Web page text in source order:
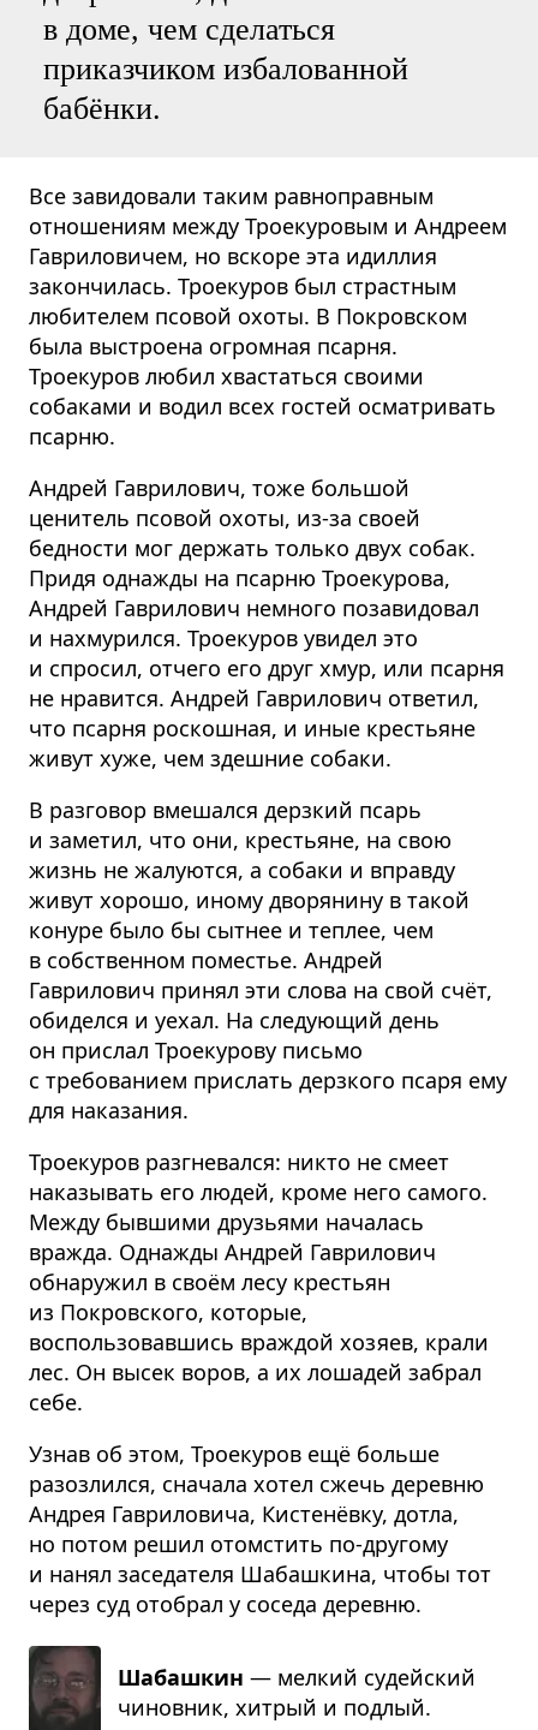
в доме, чем сделаться
приказчиком избалованной
бабёнки.
Все завидовали таким равноправным
отношениям между Троекуровым и Андреем
Гавриловичем, но вскоре эта идиллия
закончилась. Троекуров был страстным
любителем псовой охоты. В Покровском
была выстроена огромная псарня.
Троекуров любил хвастаться своими
собаками и водил всех гостей осматривать
псарню.
Андрей Гаврилович, тоже большой
ценитель псовой охоты, из-за своей
бедности мог держать только двух собак.
Придя однажды на псарню Троекурова,
Андрей Гаврилович немного позавидовал
и нахмурился. Троекуров увидел это
и спросил, отчего его друг хмур, или псарня
не нравится. Андрей Гаврилович ответил,
что псарня роскошная, и иные крестьяне
живут хуже, чем здешние собаки.
В разговор вмешался дерзкий псарь
и заметил, что они, крестьяне, на свою
жизнь не жалуются, а собаки и вправду
живут хорошо, иному дворянину в такой
конуре было бы сытнее и теплее, чем
в собственном поместье. Андрей
Гаврилович принял эти слова на свой счёт,
обиделся и уехал. На следующий день
он прислал Троекурову письмо
с требованием прислать дерзкого псаря ему
для наказания.
Троекуров разгневался: никто не смеет
наказывать его людей, кроме него самого.
Между бывшими друзьями началась
вражда. Однажды Андрей Гаврилович
обнаружил в своём лесу крестьян
из Покровского, которые,
воспользовавшись враждой хозяев, крали
лес. Он высек воров, а их лошадей забрал
себе.
Узнав об этом, Троекуров ещё больше
разозлился, сначала хотел сжечь деревню
Андрея Гавриловича, Кистенёвку, дотла,
но потом решил отомстить по-другому
и нанял заседателя Шабашкина, чтобы тот
через суд отобрал у соседа деревню.
Шабашкин — мел­кий судейский
чинов­ник, хит­рый и под­лый.